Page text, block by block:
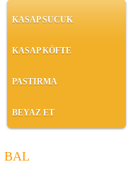
KASAP SUCUK
KASAP KÖFTE
PASTIRMA
BEYAZ ET
BAL